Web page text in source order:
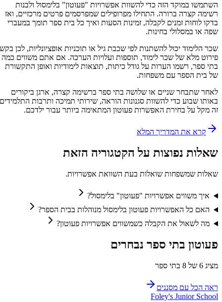
השתמשו במוקד הזה כדי להשוות אפשרויות "פעוטון" בלימסול ולבנות
רשימה קצרה ברורה. התחילו מפרופילים שמפרסמים פרטים מרכזיים, ואז
בדקו לוחות זמנים לקבלה, זמינות הסעות ואיך כל בית ספר תומך במעברי
שפה או במסלולי בחינות.
שכר הלימוד יכול להשתנות לפי שכבת גיל או תוכניות אופציונליות, לכן בקשו
פירוט מלא של שכר לימוד, תוספות ועלויות הערכה. אם אתם משווים כמה
בתי ספר, רשמו הערות על גודל כיתות, תוצאות לימודיות ואופן התקשורת
של בית הספר עם משפחות.
לאחר שתבחר שניים או שלושה בתי ספר ברשימה קצרה, ארגן ביקורים
באותו שבוע כדי להשוות סגנונות הוראה, שירותי תמיכה ותרבות התלמידים.
זה מקל על בחירת האפשרות פעוטון המתאימה ביותר עבור ילדכם.
קרא את המדריך המלא
שאלות נפוצות על הקטגוריה הזאת
שאלות שמשפחות שואלות בעת השוואת אפשרויות.
איך משווים אפשרויות "פעוטון" בלימסול?
האם כל האפשרויות פעוטון בלימסול מנוהלות בבית הספר?
מה לשאול את הקבלה כשמשווים אפשרויות פעוטון?
פעוטון בתי ספר נבחרים
מציג 6 של 8 בתי ספר
ראה הכל עם מסננים
Foley's Junior School